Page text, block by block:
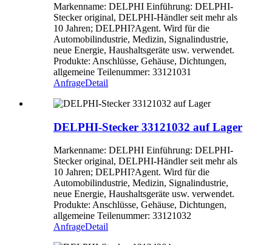
Markenname: DELPHI Einführung: DELPHI-
Stecker original, DELPHI-Händler seit mehr als
10 Jahren; DELPHI?Agent. Wird für die
Automobilindustrie, Medizin, Signalindustrie,
neue Energie, Haushaltsgeräte usw. verwendet.
Produkte: Anschlüsse, Gehäuse, Dichtungen,
allgemeine Teilenummer: 33121031
AnfrageDetail
DELPHI-Stecker 33121032 auf Lager
Markenname: DELPHI Einführung: DELPHI-
Stecker original, DELPHI-Händler seit mehr als
10 Jahren; DELPHI?Agent. Wird für die
Automobilindustrie, Medizin, Signalindustrie,
neue Energie, Haushaltsgeräte usw. verwendet.
Produkte: Anschlüsse, Gehäuse, Dichtungen,
allgemeine Teilenummer: 33121032
AnfrageDetail